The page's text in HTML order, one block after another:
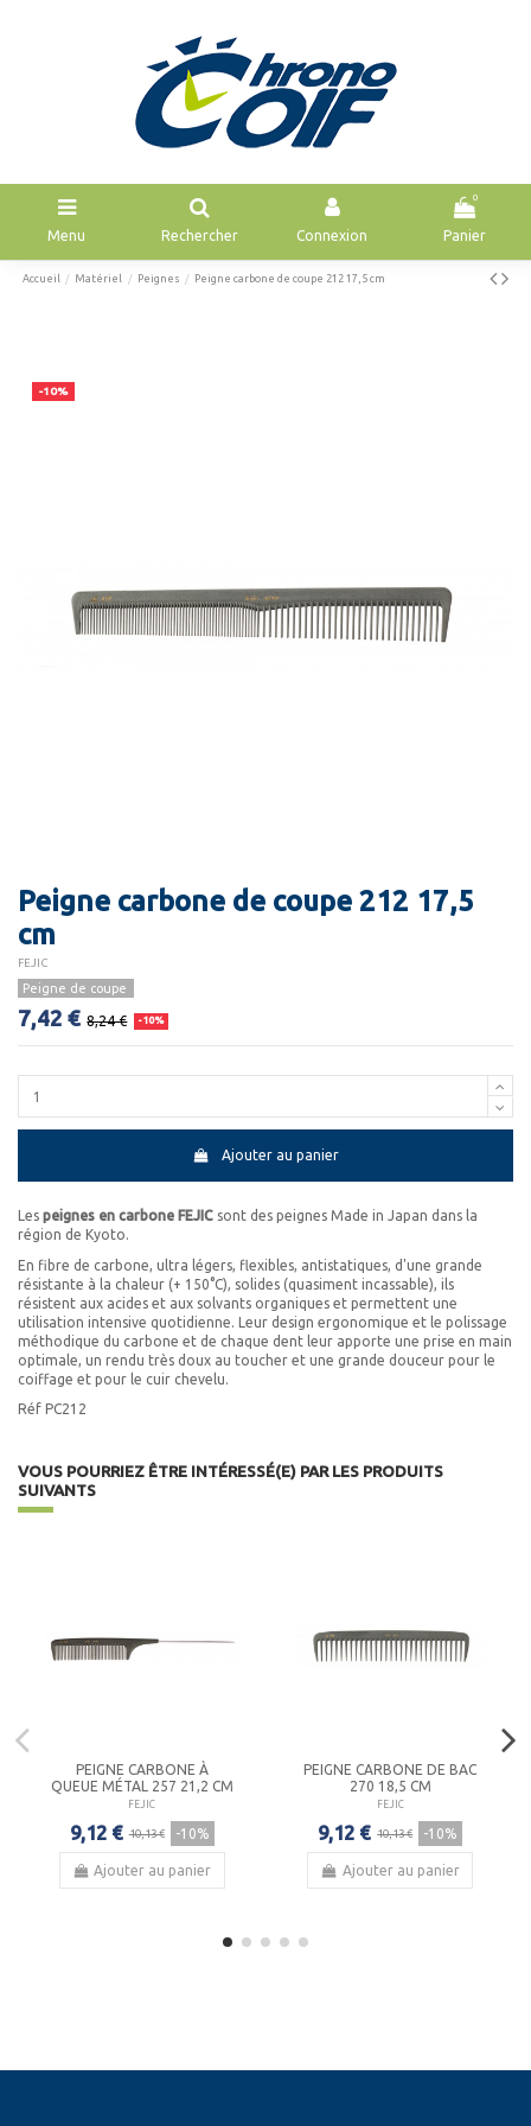
Menu Rechercher Connexion
0
Panier
Accueil Matériel Peignes Peigne carbone de coupe 212 17,5 cm
-10%
Peigne carbone de coupe 212 17,5
cm
FEJIC
Peigne de coupe
7,42 € 8,24 € -10%
Ajouter au panier
Les peignes en carbone FEJIC sont des peignes Made in Japan dans la
région de Kyoto.
En fibre de carbone, ultra légers, flexibles, antistatiques, d'une grande
résistante à la chaleur (+ 150°C), solides (quasiment incassable), ils
résistent aux acides et aux solvants organiques et permettent une
utilisation intensive quotidienne. Leur design ergonomique et le polissage
méthodique du carbone et de chaque dent leur apporte une prise en main
optimale, un rendu très doux au toucher et une grande douceur pour le
coiffage et pour le cuir chevelu.
Réf PC212
VOUS POURRIEZ ÊTRE INTÉRESSÉ(E) PAR LES PRODUITS
SUIVANTS
PEIGNE CARBONE À
QUEUE MÉTAL 257 21,2 CM
FEJIC
9,12 € 10,13 € -10%
Ajouter au panier
PEIGNE CARBONE DE BAC
270 18,5 CM
FEJIC
9,12 € 10,13 € -10%
Ajouter au panier